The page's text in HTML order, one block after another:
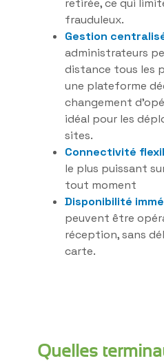
retirée, ce qui
frauduleux.
Gestion
administrateurs
distance tous les
une plateforme
changement
idéal pour les
sites.
Connectivité
le plus puissant
tout moment
Disponibilité
peuvent être
réception, sans
carte.
Quelles